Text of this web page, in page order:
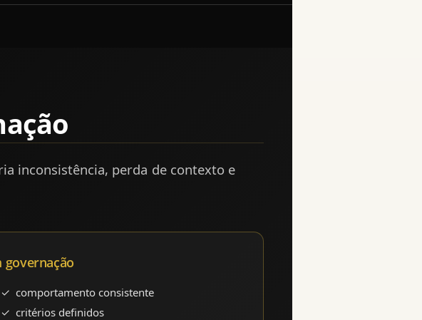
inconsistência, perda de contexto e
governação
comportamento consistente
critérios definidos